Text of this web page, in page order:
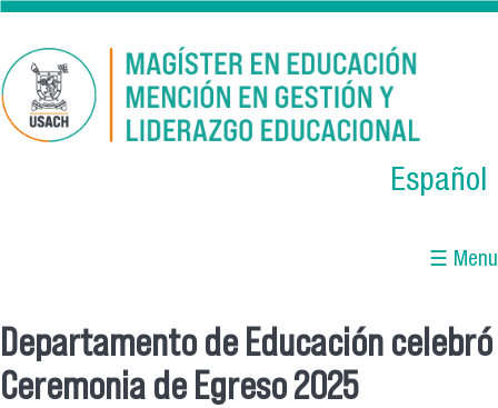
Skip to main content
Español
☰ Menu
You are here
Departamento de Educación celebró
Ceremonia de Egreso 2025